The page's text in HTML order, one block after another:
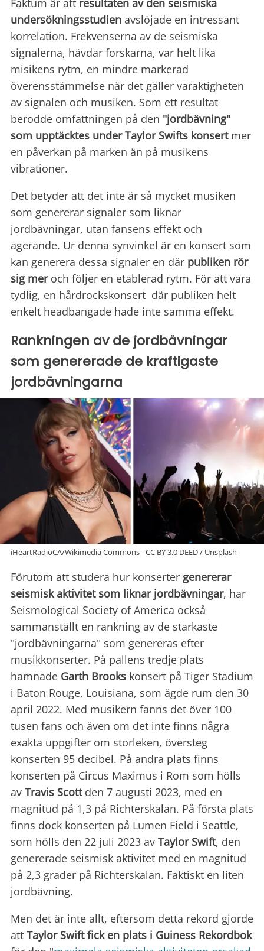
Faktum är att resultaten av den seismiska
undersökningsstudien avslöjade en intressant
korrelation. Frekvenserna av de seismiska
signalerna, hävdar forskarna, var helt lika
misikens rytm, en mindre markerad
överensstämmelse när det gäller varaktigheten
av signalen och musiken. Som ett resultat
berodde omfattningen på den "jordbävning"
som upptäcktes under Taylor Swifts konsertmer
en påverkan på marken än på musikens
vibrationer.
Det betyder att det inte är så mycket musiken
som genererar signaler som liknar
jordbävningar, utan fansens effekt och
agerande. Ur denna synvinkel är en konsert som
kan generera dessa signaler en där publiken rör
sig meroch följer en etablerad rytm. För att vara
tydlig, en hårdrockskonsert där publiken helt
enkelt headbangade hade inte samma effekt.
Rankningen av de jordbävningar
som genererade de kraftigaste
jordbävningarna
iHeartRadioCA/Wikimedia Commons - CC BY 3.0 DEED / Unsplash
Förutom att studera hur konserter genererar
seismisk aktivitet som liknar jordbävningar, har
Seismological Society of America också
sammanställt en rankning av de starkaste
"jordbävningarna" som genereras efter
musikkonserter. På pallens tredje plats
hamnade Garth Brooks konsert på Tiger Stadium
i Baton Rouge, Louisiana, som ägde rum den 30
april 2022. Med musikern fanns det över 100
tusen fans och även om det inte finns några
exakta uppgifter om storleken, översteg
konserten 95 decibel. På andra plats finns
konserten på Circus Maximus i Rom som hölls
av Travis Scottden 7 augusti 2023, med en
magnitud på 1,3 på Richterskalan. På första plats
finns dock konserten på Lumen Field i Seattle,
som hölls den 22 juli 2023 av Taylor Swift, den
genererade seismisk aktivitet med en magnitud
på 2,3 grader på Richterskalan. Faktiskt en liten
jordbävning.
Men det är inte allt, eftersom detta rekord gjorde
att Taylor Swift fick en plats i Guiness Rekordbok